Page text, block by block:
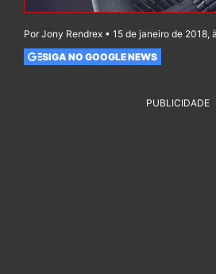
Por Jony Rendrex • 15 de janeiro de 2018,
SIGA NO GOOGLE NEWS
PUBLICIDADE